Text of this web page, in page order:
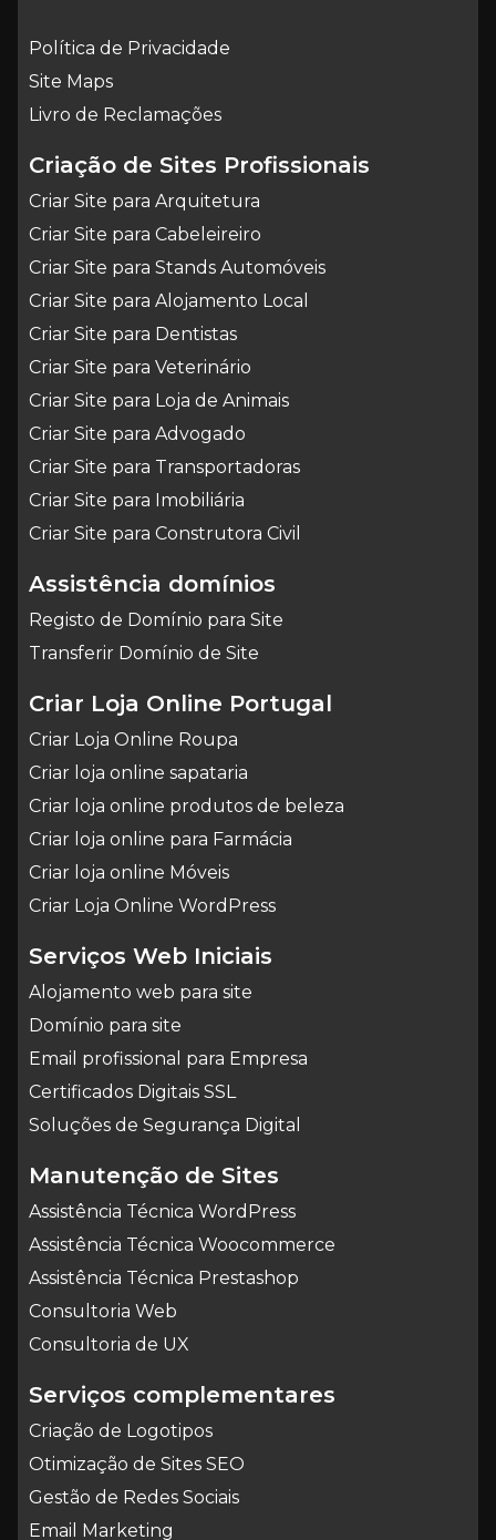
Política de Privacidade
Site Maps
Livro de Reclamações
Criação de Sites Profissionais
Criar Site para Arquitetura
Criar Site para Cabeleireiro
Criar Site para Stands Automóveis
Criar Site para Alojamento Local
Criar Site para Dentistas
Criar Site para Veterinário
Criar Site para Loja de Animais
Criar Site para Advogado
Criar Site para Transportadoras
Criar Site para Imobiliária
Criar Site para Construtora Civil
Assistência domínios
Registo de Domínio para Site
Transferir Domínio de Site
Criar Loja Online Portugal
Criar Loja Online Roupa
Criar loja online sapataria
Criar loja online produtos de beleza
Criar loja online para Farmácia
Criar loja online Móveis
Criar Loja Online WordPress
Serviços Web Iniciais
Alojamento web para site
Domínio para site
Email profissional para Empresa
Certificados Digitais SSL
Soluções de Segurança Digital
Manutenção de Sites
Assistência Técnica WordPress
Assistência Técnica Woocommerce
Assistência Técnica Prestashop
Consultoria Web
Consultoria de UX
Serviços complementares
Criação de Logotipos
Otimização de Sites SEO
Gestão de Redes Sociais
Email Marketing